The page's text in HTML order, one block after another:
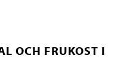
OCH FRUKOST I